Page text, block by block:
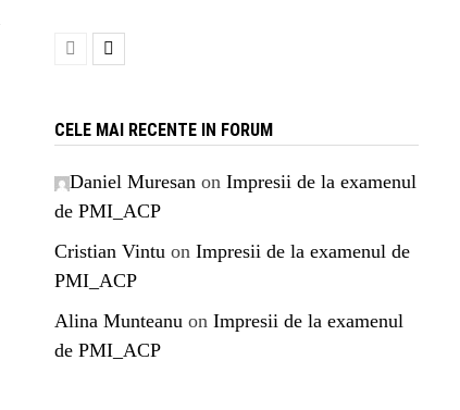
CELE MAI RECENTE IN FORUM
Daniel Muresan on Impresii de la examenul
de PMI_ACP
Cristian Vintu on Impresii de la examenul de
PMI_ACP
Alina Munteanu on Impresii de la examenul
de PMI_ACP